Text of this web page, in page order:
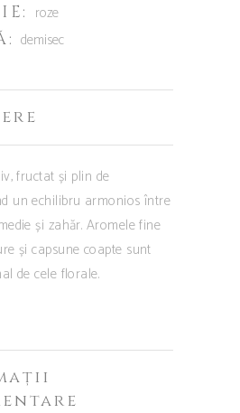
roze
demisec
fructat și plin de
un echilibru armonios între
și zahăr. Aromele fine
și capsune coapte sunt
de cele florale.